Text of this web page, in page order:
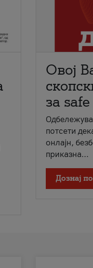
Овој
за
потсети
онлајн,
приказна...
Дознај